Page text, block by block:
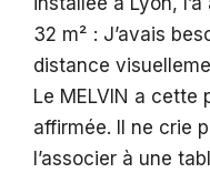
32 m² : J’avais
distance
Le MELVIN a cette
affirmée. Il ne crie
l’associer à une